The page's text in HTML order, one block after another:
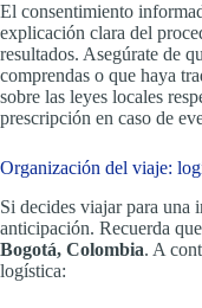
El consentimiento
explicación clara del
resultados. Asegúrate de
comprendas o que haya
sobre las leyes locales
prescripción en caso de
Organización del viaje:
Si decides viajar para una
anticipación. Recuerda que
Bogotá, Colombia. A
logística: